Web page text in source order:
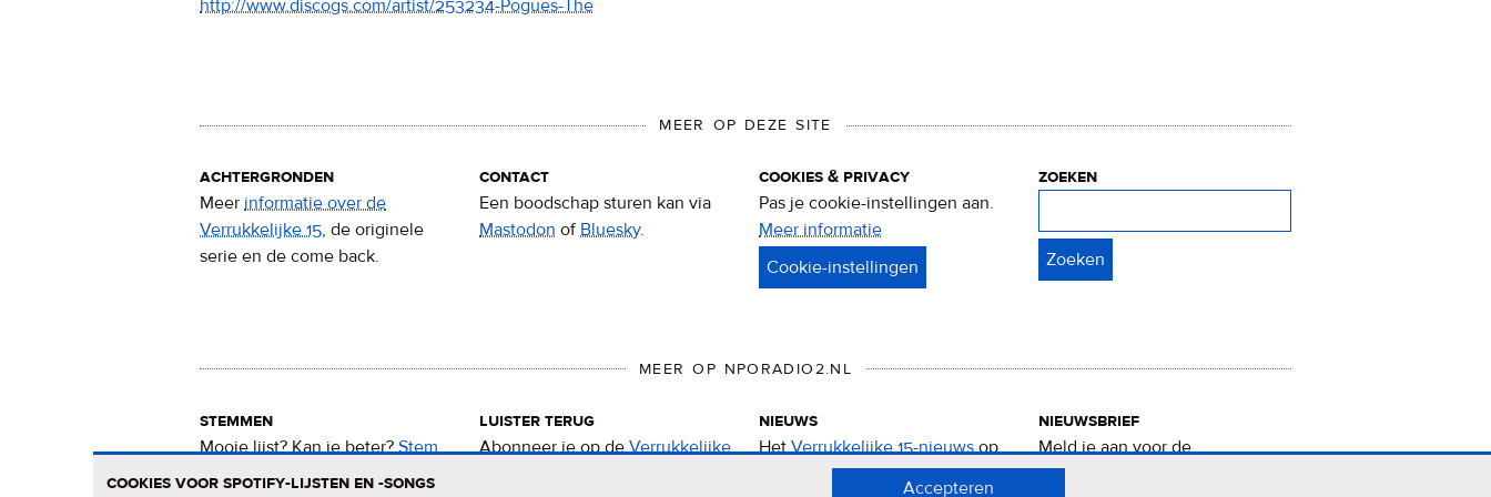
http://www.discogs.com/artist/253234-Pogues-The
MEER OP DEZE SITE
achtergronden
Meer informatie over de
Verrukkelijke 15, de originele
serie en de come back.
contact
Een boodschap sturen kan via
Mastodon ofBluesky.
cookies & privacy
Pas je cookie-instellingen aan.
Meer informatie
&
zoeken
MEER OP NPORADIO2.NL
stemmen
Mooie lijst? Kan ie beter?Stem
nu voor de Verrukkelijke 15.
luister terug
Abonneer je op deVerrukkelijke
nieuws
HetVerrukkelijke 15-nieuwsop
de NPO Radio 2-website.
nieuwsbrief
Meld je aan voor de
Verrukkelijke 15-nieuwsbrief
cookies voor spotify-lijsten en -songs Accepteren